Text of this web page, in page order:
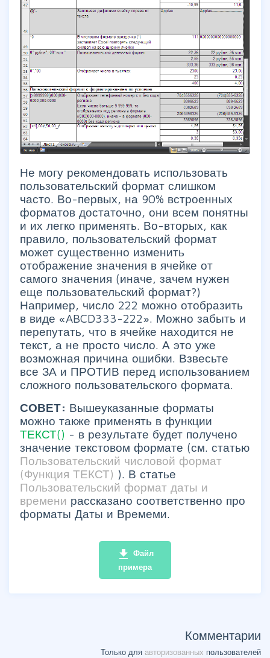
Не могу рекомендовать использовать
пользовательский формат слишком
часто. Во-первых, на 90% встроенных
форматов достаточно, они всем понятны
и их легко применять. Во-вторых, как
правило, пользовательский формат
может существенно изменить
отображение значения в ячейке от
самого значения (иначе, зачем нужен
еще пользовательский формат?)
Например, число 222 можно отобразить
в виде «ABCD333-222». Можно забыть и
перепутать, что в ячейке находится не
текст, а не просто число. А это уже
возможная причина ошибки. Взвесьте
все ЗА и ПРОТИВ перед использованием
сложного пользовательского формата.
СОВЕТ: Вышеуказанные форматы
можно также применять в функции
ТЕКСТ() - в результате будет получено
значение текстовом формате (см. статью
Пользовательский числовой формат
(Функция ТЕКСТ) ). В статье
Пользовательский формат даты и
времени рассказано соответственно про
форматы Даты и Времеми.
file_download Файл
примера
Комментарии
Только для авторизованных пользователей